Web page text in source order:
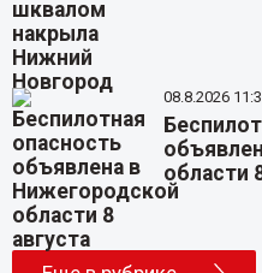
08.8.2026
области